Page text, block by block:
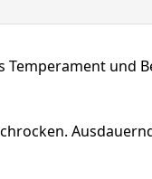
Temperament und